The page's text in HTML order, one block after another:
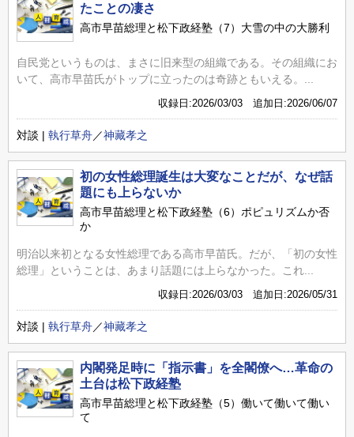
たことの凄さ
高市早苗総理と松下政経塾（7）大雪の中の大勝利
自民党というものは、まさに旧来型の組織である。その組織にお
いて、高市早苗氏がトップに立ったのは奇跡ともいえる。...
収録日:2026/03/03 追加日:2026/06/07
対談 | 執行草舟／神藏孝之
初の女性総理誕生は大変なことだが、なぜ話
題にも上らないか
高市早苗総理と松下政経塾（6）ポピュリズムか否
か
明治以来初となる女性総理である高市早苗氏。だが、「初の女性
総理」ということは、あまり話題には上らなかった。これ...
収録日:2026/03/03 追加日:2026/05/31
対談 | 執行草舟／神藏孝之
内閣発足時に「指示書」を全閣僚へ…革命の
土台は松下政経塾
高市早苗総理と松下政経塾（5）働いて働いて働い
て